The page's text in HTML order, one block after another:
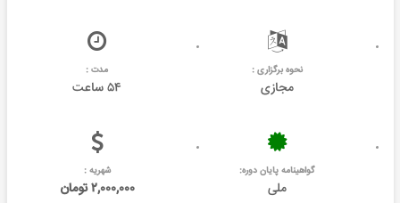
نحوه برگزاری :
مجازی
مدت :
۵۴ ساعت
گواهینامه پایان دوره:
ملی
شهریه :
۲,۰۰۰,۰۰۰ تومان